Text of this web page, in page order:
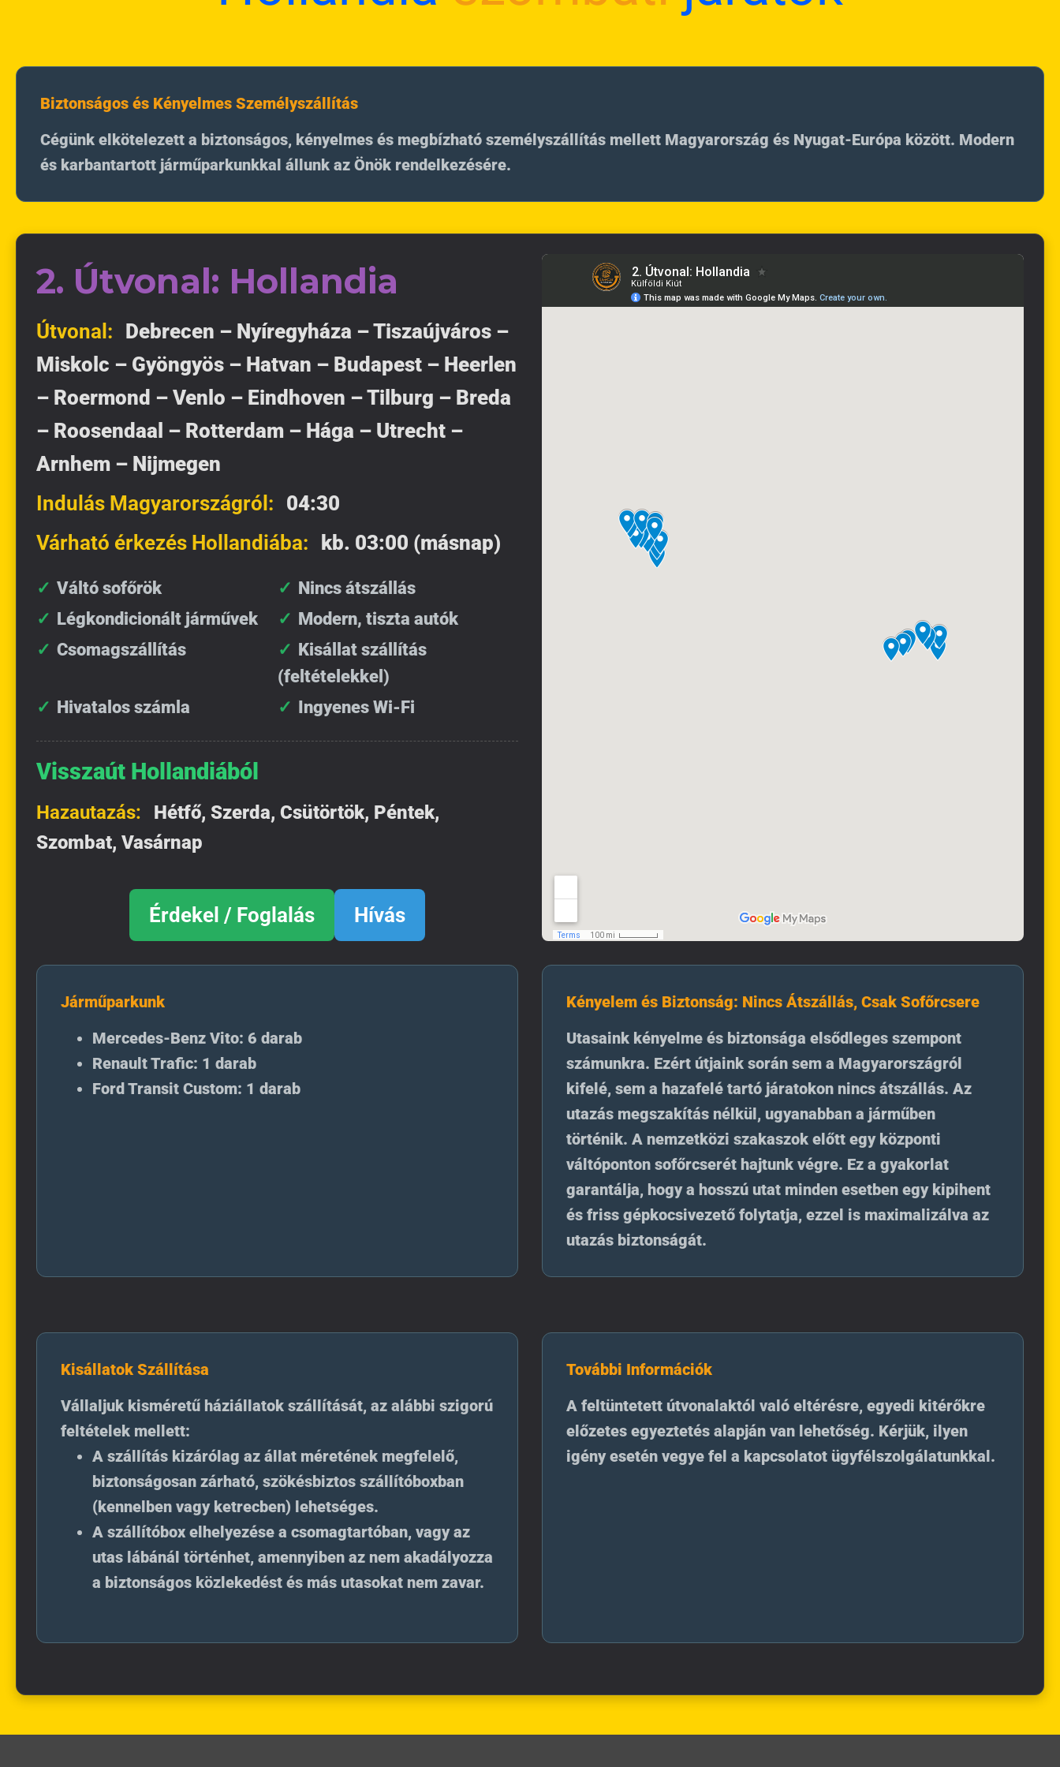
Biztonságos és Kényelmes Személyszállítás
Cégünk elkötelezett a biztonságos, kényelmes és megbízható személyszállítás mellett Magyarország és Nyugat-Európa között. Modern
és karbantartott járműparkunkkal állunk az Önök rendelkezésére.
2. Útvonal: Hollandia
Útvonal: Debrecen – Nyíregyháza – Tiszaújváros –
Miskolc – Gyöngyös – Hatvan – Budapest – Heerlen
– Roermond – Venlo – Eindhoven – Tilburg – Breda
– Roosendaal – Rotterdam – Hága – Utrecht –
Arnhem – Nijmegen
Indulás Magyarországról: 04:30
Várható érkezés Hollandiába:
kb. 03:00 (másnap)
Váltó sofőrök
Nincs átszállás
Légkondicionált járművek
Modern, tiszta autók
Csomagszállítás
Kisállat szállítás
(feltételekkel)
Hivatalos számla
Ingyenes Wi-Fi
Visszaút Hollandiából
Hazautazás:
Hétfő, Szerda, Csütörtök, Péntek,
Szombat, Vasárnap
Érdekel / Foglalás Hívás
Járműparkunk
Mercedes-Benz Vito: 6 darab
Renault Trafic: 1 darab
Ford Transit Custom: 1 darab
Kényelem és Biztonság: Nincs Átszállás, Csak Sofőrcsere
Utasaink kényelme és biztonsága elsődleges szempont
számunkra. Ezért útjaink során sem a Magyarországról
kifelé, sem a hazafelé tartó járatokon nincs átszállás. Az
utazás megszakítás nélkül, ugyanabban a járműben
történik. A nemzetközi szakaszok előtt egy központi
váltóponton sofőrcserét hajtunk végre. Ez a gyakorlat
garantálja, hogy a hosszú utat minden esetben egy kipihent
és friss gépkocsivezető folytatja, ezzel is maximalizálva az
utazás biztonságát.
Kisállatok Szállítása
Vállaljuk kisméretű háziállatok szállítását, az alábbi szigorú
feltételek mellett:
A szállítás kizárólag az állat méretének megfelelő,
biztonságosan zárható, szökésbiztos szállítóboxban
(kennelben vagy ketrecben) lehetséges.
A szállítóbox elhelyezése a csomagtartóban, vagy az
utas lábánál történhet, amennyiben az nem akadályozza
a biztonságos közlekedést és más utasokat nem zavar.
További Információk
A feltüntetett útvonalaktól való eltérésre, egyedi kitérőkre
előzetes egyeztetés alapján van lehetőség. Kérjük, ilyen
igény esetén vegye fel a kapcsolatot ügyfélszolgálatunkkal.